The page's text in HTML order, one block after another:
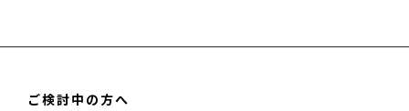
text">
定
ご検討中の方へ